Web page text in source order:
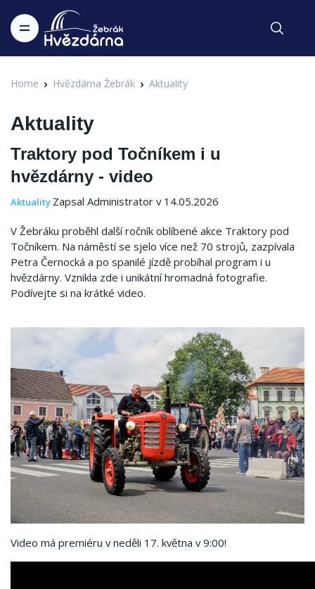
Home Hvězdárna Žebrák Aktuality
Aktuality
Traktory pod Točníkem i u
hvězdárny - video
Aktuality Zapsal Administrator v 14.05.2026
V Žebráku proběhl další ročník oblíbené akce Traktory pod
Točníkem. Na náměstí se sjelo více než 70 strojů, zazpívala
Petra Černocká a po spanilé jízdě probíhal program i u
hvězdárny. Vznikla zde i unikátní hromadná fotografie.
Podívejte si na krátké video.
Video má premiéru v neděli 17. května v 9:00!